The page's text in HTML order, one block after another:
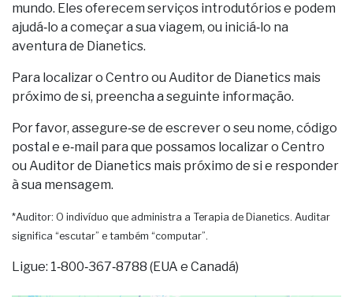
mundo. Eles oferecem serviços introdutórios e podem
ajudá‑lo a começar a sua viagem, ou iniciá‑lo na
aventura de Dianetics.
Para localizar o Centro ou Auditor de Dianetics mais
próximo de si, preencha a seguinte informação.
Por favor, assegure‑se de escrever o seu nome, código
postal e e‑mail para que possamos localizar o Centro
ou Auditor de Dianetics mais próximo de si e responder
à sua mensagem.
*Auditor: O indivíduo que administra a Terapia de Dianetics. Auditar
significa “escutar” e também “computar”.
Ligue: 1‑800‑367‑8788 (EUA e Canadá)